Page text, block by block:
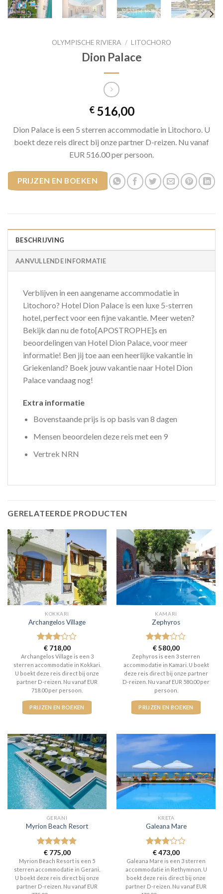
OLYMPISCHE RIVIERA / LITOCHORO
Dion Palace
€516,00
Dion Palace is een 5 sterren accommodatie in Litochoro. U
boekt deze reis direct bij onze partner D-reizen. Nu vanaf
EUR 516.00 per persoon.
PRIJZEN EN BOEKEN
BESCHRIJVING
AANVULLENDE INFORMATIE
Verblijven in een aangename accommodatie in
Litochoro? Hotel Dion Palace is een luxe 5-sterren
hotel, perfect voor een fijne vakantie. Meer weten?
Bekijk dan nu de foto[APOSTROPHE]s en
beoordelingen van Hotel Dion Palace, voor meer
informatie! Ben jij toe aan een heerlijke vakantie in
Griekenland? Boek jouw vakantie naar Hotel Dion
Palace vandaag nog!
Extra informatie
Bovenstaande prijs is op basis van 8 dagen
Mensen beoordelen deze reis met een 9
Vertrek NRN
GERELATEERDE PRODUCTEN
KOKKARI
Archangelos Village
Gewaardeerd
3uit 5
€718,00
Archangelos Village is een 3
sterren accommodatie in Kokkari.
U boekt deze reis direct bij onze
partner D-reizen. Nu vanaf EUR
718.00 per persoon.
PRIJZEN EN BOEKEN
KAMARI
Zephyros
Gewaardeerd
3uit 5
€580,00
Zephyros is een 3 sterren
accommodatie in Kamari. U boekt
deze reis direct bij onze partner
D-reizen. Nu vanaf EUR 580.00 per
persoon.
PRIJZEN EN BOEKEN
GERANI
Myrion Beach Resort
Gewaardeerd
5uit 5
€775,00
Myrion Beach Resort is een 5
sterren accommodatie in Gerani.
U boekt deze reis direct bij onze
partner D-reizen. Nu vanaf EUR
KRETA
Galeana Mare
Gewaardeerd
3uit 5
€473,00
Galeana Mare is een 3 sterren
accommodatie in Rethymnon. U
boekt deze reis direct bij onze
partner D-reizen. Nu vanaf EUR